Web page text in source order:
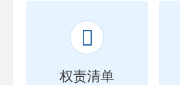

权责清单